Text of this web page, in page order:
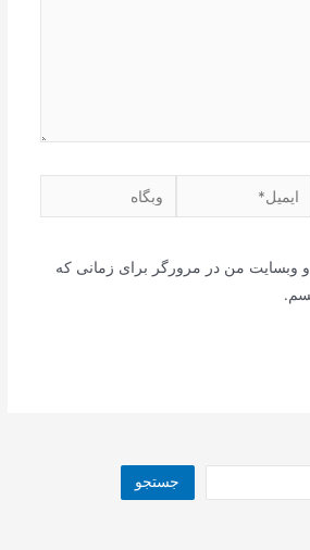
ایمیل* وبگاه
و وبسایت من در مرورگر برای زمانی که
جستجو